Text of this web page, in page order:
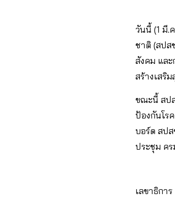
วันนี้ (1 มี.
ชาติ (สปส
สังคม แล
สร้างเสริ
ขณะนี้ สป
ป้องกันโร
บอร์ด สปส
ประชุม คร
เลขาธิกา